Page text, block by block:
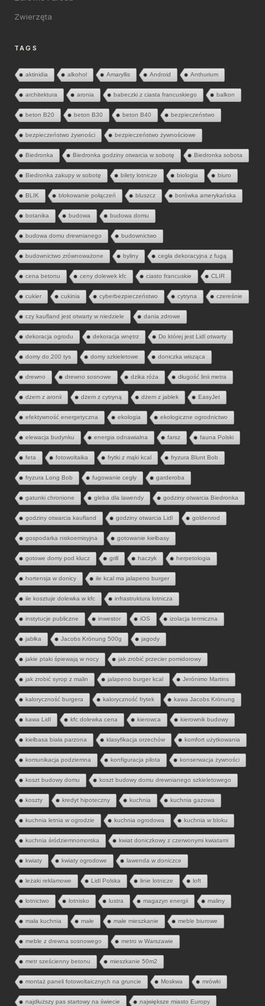
Zwierzęta
TAGS
aktinidia alkohol Amaryllis Android Anthurium
architektura aronia babeczki z ciasta francuskiego balkon
beton B20 beton B30 beton B40 bezpieczeństwo
bezpieczeństwo żywności bezpieczeństwo żywnościowe
Biedronka Biedronka godziny otwarcia w sobotę Biedronka sobota
Biedronka zakupy w sobotę bilety lotnicze biologia biuro
BLIK blokowanie połączeń bluszcz borówka amerykańska
botanika budowa budowa domu
budowa domu drewnianego budownictwo
budownictwo zrównoważone byliny cegła dekoracyjna z fugą
cena betonu ceny dolewek kfc ciasto francuskie CLIR
cukier cukinia cyberbezpieczeństwo cytryna czereśnie
czy kaufland jest otwarty w niedziele dania zdrowe
dekoracja ogrodu dekoracja wnętrz Do której jest Lidl otwarty
domy do 200 tys domy szkieletowe doniczka wisząca
drewno drewno sosnowe dzika róża długość linii metra
dżem z aronii dżem z cytryną dżem z jabłek EasyJet
efektywność energetyczna ekologia ekologiczne ogrodnictwo
elewacja budynku energia odnawialna farsz fauna Polski
feta fotowoltaika frytki z mąki kcal fryzura Blunt Bob
fryzura Long Bob fugowanie cegły garderoba
gatunki chronione gleba dla lawendy godziny otwarcia Biedronka
godziny otwarcia kaufland godziny otwarcia Lidl goldenrod
gospodarka niskoemisyjna gotowanie kiełbasy
gotowe domy pod klucz grill haczyk herpetologia
hortensja w donicy ile kcal ma jalapeno burger
ile kosztuje dolewka w kfc infrastruktura lotnicza
instytucje publiczne inwestor iOS izolacja termiczna
jabłka Jacobs Krönung 500g jagody
jakie ptaki śpiewają w nocy jak zrobić przecier pomidorowy
jak zrobić syrop z malin jalapeno burger kcal Jerónimo Martins
kaloryczność burgera kaloryczność frytek kawa Jacobs Krönung
kawa Lidl kfc dolewka cena kierowca kierownik budowy
kiełbasa biała parzona klasyfikacja orzechów komfort użytkowania
komunikacja podziemna konfiguracja pilota konserwacja żywności
koszt budowy domu koszt budowy domu drewnianego szkieletowego
koszty kredyt hipoteczny kuchnia kuchnia gazowa
kuchnia letnia w ogrodzie kuchnia ogrodowa kuchnia w bloku
kuchnia śródziemnomorska kwiat doniczkowy z czerwonymi kwiatami
kwiaty kwiaty ogrodowe lawenda w doniczce
leżaki reklamowe Lidl Polska linie lotnicze loft
lotnictwo lotnisko lustra magazyn energii maliny
mała kuchnia małe małe mieszkanie meble biurowe
meble z drewna sosnowego metro w Warszawie
metr sześcienny betonu mieszkanie 50m2
montaż paneli fotowoltaicznych na gruncie Moskwa mrówki
najdłuższy pas startowy na świecie największe miasto Europy